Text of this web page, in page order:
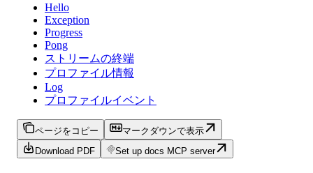
Hello
Exception
Progress
Pong
ストリームの終端
プロファイル情報
Log
プロファイルイベント
ページをコピー
マークダウンで表示
Download PDF
Set up docs MCP server